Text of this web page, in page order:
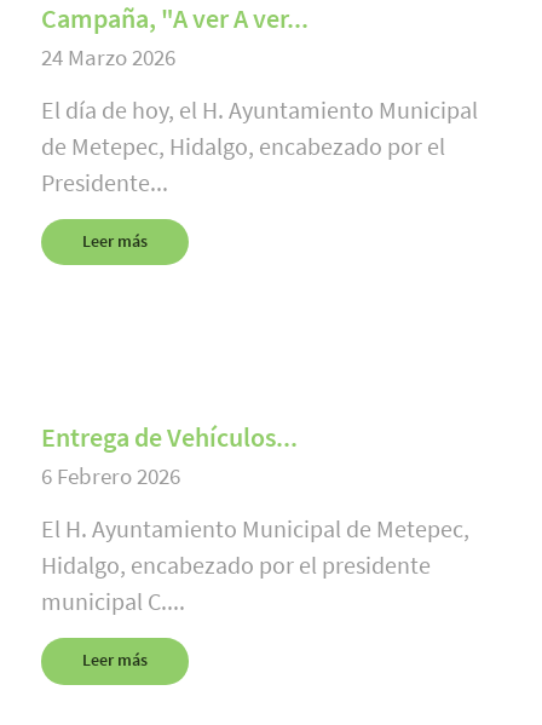
Campaña, "A ver A ver...
24 Marzo 2026
El día de hoy, el H. Ayuntamiento Municipal
de Metepec, Hidalgo, encabezado por el
Presidente...
Leer más
Entrega de Vehículos...
6 Febrero 2026
El H. Ayuntamiento Municipal de Metepec,
Hidalgo, encabezado por el presidente
municipal C....
Leer más